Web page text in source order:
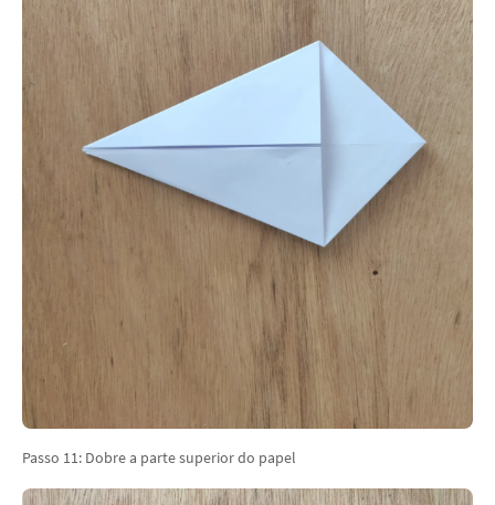
Passo 11: Dobre a parte superior do papel